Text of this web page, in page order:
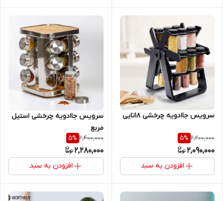
سرویس جاادویه چرخشی ۱۸تایی
2,200,000
5%
2,090,000
افزودن به سبد
سرویس جاادویه چرخشی استیل
مربع
2,400,000
5%
2,280,000
افزودن به سبد